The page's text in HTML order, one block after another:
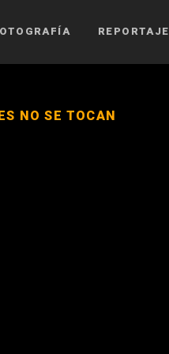
REPORTAJE
NO SE TOCAN